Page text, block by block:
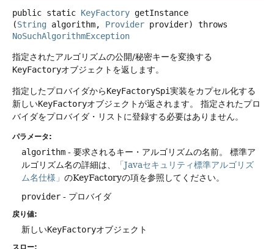
public static KeyFactory getInstance
(String algorithm, Provider provider)
throws
NoSuchAlgorithmException
指定されたアルゴリズムの公開/秘密キーを変換する
KeyFactoryオブジェクトを返します。
指定したプロバイダからKeyFactorySpi実装をカプセル化する
新しいKeyFactoryオブジェクトが返されます。
指定されたプロ
バイダをプロバイダ・リストに登録する必要はありません。
パラメータ:
algorithm - 要求されるキー・アルゴリズムの名前。
標準ア
ルゴリズム名の詳細は、
「Javaセキュリティ標準アルゴリズ
ム名仕様」 のKeyFactoryの項を参照してください。
provider - プロバイダ
戻り値:
新しいKeyFactoryオブジェクト